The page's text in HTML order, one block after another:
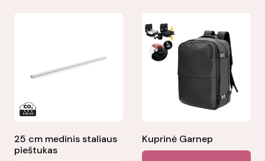
25 cm medinis staliaus
pieštukas
Kuprinė Garnep